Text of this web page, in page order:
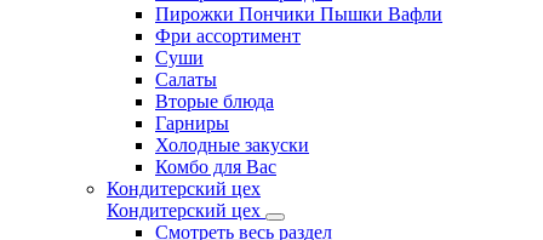
Пирожки Пончики Пышки Вафли
Фри ассортимент
Суши
Салаты
Вторые блюда
Гарниры
Холодные закуски
Комбо для Вас
Кондитерский цех
Кондитерский цех
Смотреть весь раздел